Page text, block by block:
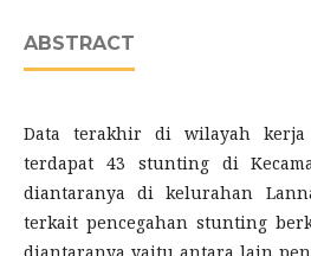
ABSTRACT
Data terakhir di wilayah kerja
terdapat 43 stunting di
diantaranya di kelurahan
terkait pencegahan stunting